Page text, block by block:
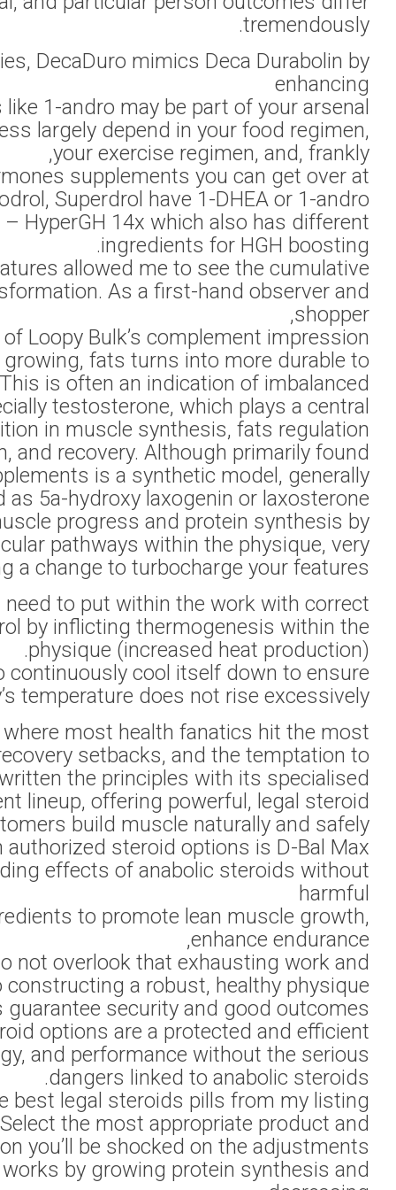
Known for
muscle
but they are not
your genetics.
in them. I
influence of
I perceive
shed, and
in nature,
It Is
training
depend on
a complement
unwanted
and accelerate
Choosing
option
Anavar is a